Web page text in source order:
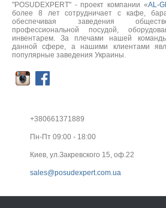
"POSUDEXPERT" - проект компании «AL-
более 8 лет сотрудничает с кафе,
обеспечивая заведения
профессиональной посудой,
инвентарем. За плечами нашей
данной сфере, а нашими клиентами
популярные заведения Украины.
+380661371889
Пн-Пт 09:00 - 18:00
Киев, ул.Закревского 15, оф.22
sales@posudexpert.com.ua